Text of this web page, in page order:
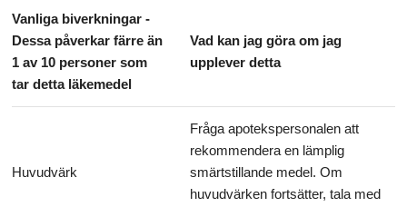
Vanliga biverkningar -
Dessa påverkar färre än
1 av 10 personer som
tar detta läkemedel
Vad kan jag göra om jag
upplever detta
Huvudvärk
Fråga apotekspersonalen att
rekommendera en lämplig
smärtstillande medel. Om
huvudvärken fortsätter, tala med